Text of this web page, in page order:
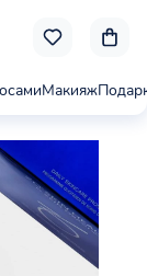
Макияж